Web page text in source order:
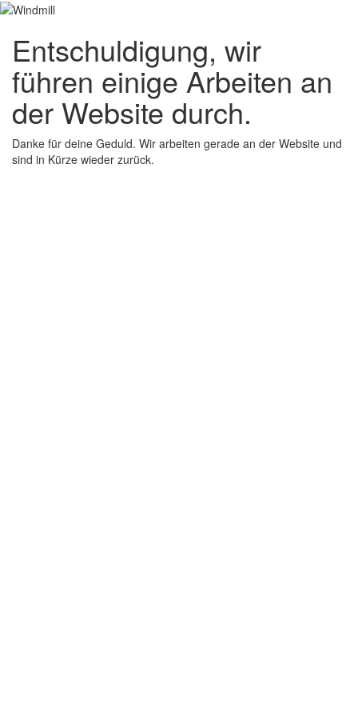
Entschuldigung, wir
führen einige Arbeiten an
der Website durch.
Danke für deine Geduld. Wir arbeiten gerade an der Website und
sind in Kürze wieder zurück.